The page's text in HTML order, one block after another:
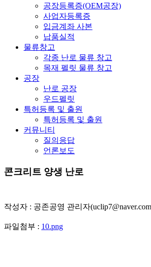
공장등록증(OEM공장)
사업자등록증
입금계좌 사본
납품실적
물류창고
각종 난로 물류 창고
목재 펠릿 물류 창고
공장
난로 공장
우드펠릿
특허등록 및 출원
특허등록 및 출원
커뮤니티
질의응답
언론보도
콘크리트 양생 난로
작성자 : 공존공영 관리자
파일첨부 : 10.png